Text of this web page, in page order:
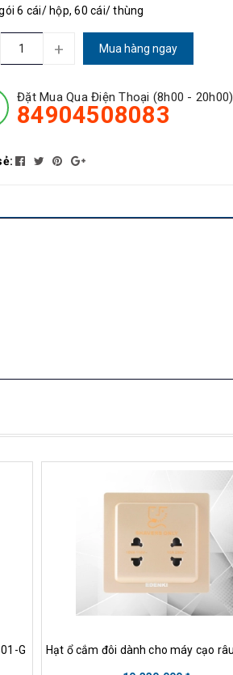
6 cái/ hộp, 60 cái/ thùng
+ Mua hàng ngay
Đặt Mua Qua Điện Thoại (8h00 - 20h00)
84904508083
G